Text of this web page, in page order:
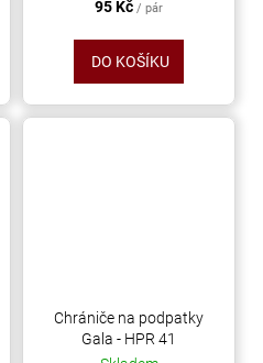
95 Kč / pár
DO KOŠÍKU
Chrániče na podpatky
Gala - HPR 41